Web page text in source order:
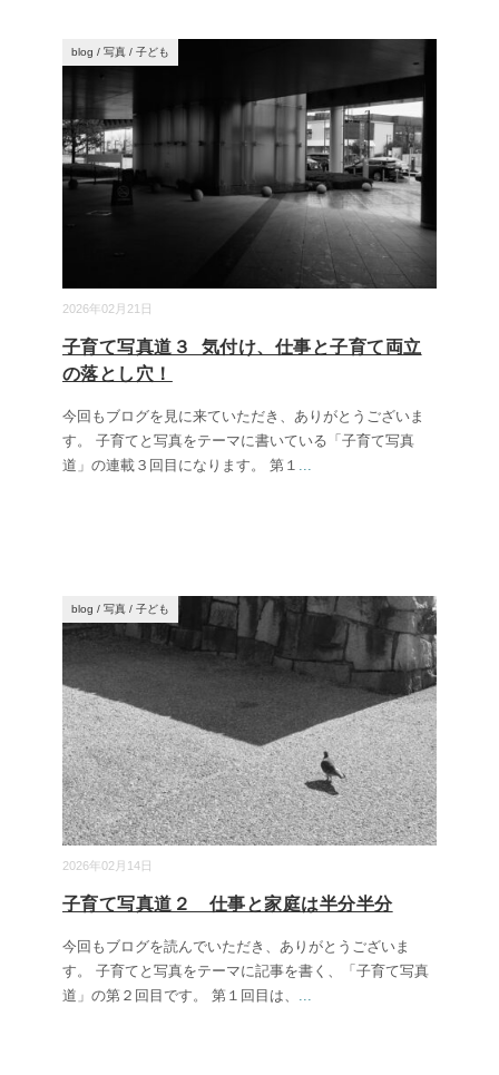
2026年02月21日
blog / 写真 / 子ども
子育て写真道３_気付け、仕事と子育て両立
の落とし穴！
今回もブログを見に来ていただき、ありがとうございま
す。 子育てと写真をテーマに書いている「子育て写真
道」の連載３回目になります。 第１ ...
2026年02月14日
blog / 写真 / 子ども
子育て写真道２ 仕事と家庭は半分半分
今回もブログを読んでいただき、ありがとうございま
す。 子育てと写真をテーマに記事を書く、「子育て写真
道」の第２回目です。 第１回目は、 ...